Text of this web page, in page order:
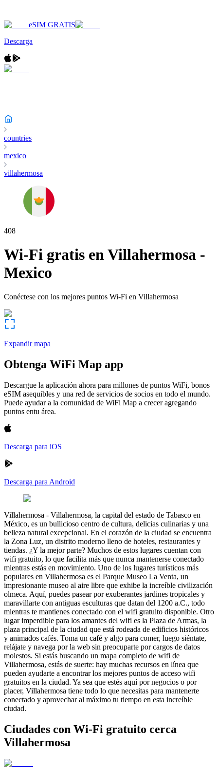
eSIM GRATIS
Descarga
countries
mexico
villahermosa
408
Wi-Fi gratis enVillahermosa -
Mexico
Conéctese con los mejores puntos Wi-Fi en Villahermosa
Expandir mapa
Obtenga WiFi Map app
Descargue la aplicación ahora para millones de puntos WiFi, bonos
eSIM asequibles y una red de servicios de socios en todo el mundo.
Puede ayudar a la comunidad de WiFi Map a crecer agregando
puntos entu área.
Descarga para iOS
Descarga para Android
Villahermosa - Villahermosa, la capital del estado de Tabasco en
México, es un bullicioso centro de cultura, delicias culinarias y una
belleza natural excepcional. En el corazón de la ciudad se encuentra
la Zona Luz, un distrito moderno lleno de hoteles, restaurantes y
tiendas. ¿Y la mejor parte? Muchos de estos lugares cuentan con
wifi gratuito, lo que facilita más que nunca mantenerse conectado
mientras estás en movimiento. Uno de los lugares turísticos más
populares en Villahermosa es el Parque Museo La Venta, un
impresionante museo al aire libre que exhibe la increíble civilización
olmeca. Aquí, puedes pasear por exuberantes jardines tropicales y
maravillarte con antiguas esculturas que datan del 1200 a.C., todo
mientras te mantienes conectado con el wifi gratuito disponible. Otro
lugar imperdible para los amantes del wifi es la Plaza de Armas, la
plaza principal de la ciudad que está rodeada de edificios históricos
y animados cafés. Toma un café y algo para comer, luego siéntate,
relájate y navega por la web sin preocuparte por cargos de datos
molestos. Si estás buscando un mapa completo de wifi de
Villahermosa, estás de suerte: hay muchas recursos en línea que
pueden ayudarte a encontrar los mejores puntos de acceso wifi
gratuitos en la ciudad. Ya sea que estés aquí por negocios o por
placer, Villahermosa tiene todo lo que necesitas para mantenerte
conectado y aprovechar al máximo tu tiempo en esta increíble
ciudad.
Ciudades con Wi-Fi gratuito cerca
Villahermosa